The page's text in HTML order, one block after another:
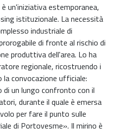
un'iniziativa estemporanea,
istituzionale. La necessità
industriale di
di fronte al rischio di
produttiva dell'area. Lo ha
regionale, ricostruendo i
la convocazione ufficiale:
di un lungo confronto con il
durante il quale è emersa
per fare il punto sulle
di Portovesme». Il mirino è